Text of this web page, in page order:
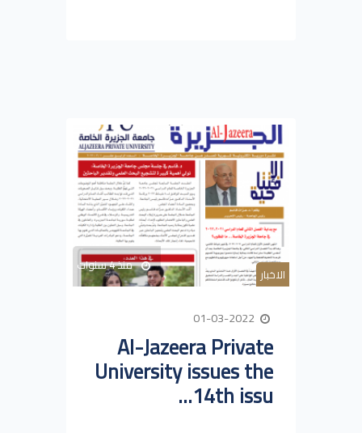
الاخبار منذ 4 سنوات
Al-Jazeera Private
University issues the
14th issu...